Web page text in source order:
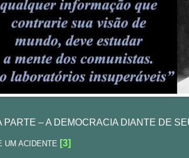
PARTE – A DEMOCRACIA DIANTE DE
UM ACIDENTE [3]